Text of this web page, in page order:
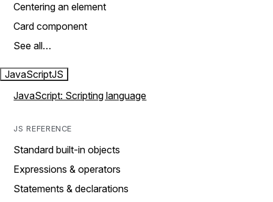
Centering an element
Card component
See all…
JavaScriptJS
JavaScript: Scripting language
JS REFERENCE
Standard built-in objects
Expressions & operators
Statements & declarations